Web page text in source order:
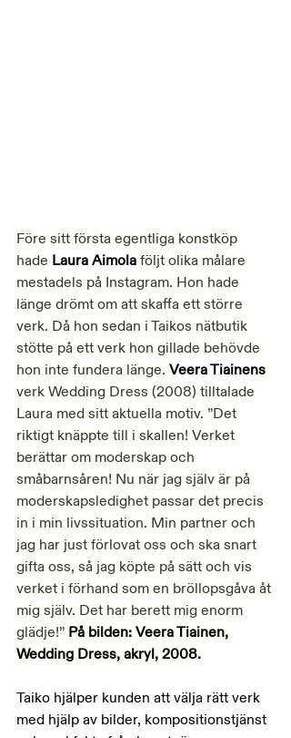
Före sitt första egentliga konstköp
hade Laura Aimola följt olika målare
mestadels på Instagram. Hon hade
länge drömt om att skaffa ett större
verk. Då hon sedan i Taikos nätbutik
stötte på ett verk hon gillade behövde
hon inte fundera länge. Veera Tiainens
verk Wedding Dress (2008) tilltalade
Laura med sitt aktuella motiv. ”Det
riktigt knäppte till i skallen! Verket
berättar om moderskap och
småbarnsåren! Nu när jag själv är på
moderskapsledighet passar det precis
in i min livssituation. Min partner och
jag har just förlovat oss och ska snart
gifta oss, så jag köpte på sätt och vis
verket i förhand som en bröllopsgåva åt
mig själv. Det har berett mig enorm
glädje!” På bilden: Veera Tiainen,
Wedding Dress, akryl, 2008.
Taiko hjälper kunden att välja rätt verk
med hjälp av bilder, kompositionstjänst